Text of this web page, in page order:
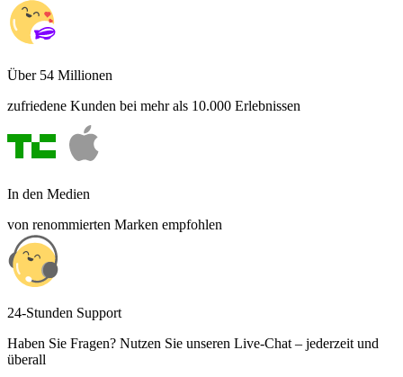
Über 54 Millionen
zufriedene Kunden bei mehr als 10.000 Erlebnissen
In den Medien
von renommierten Marken empfohlen
24-Stunden Support
Haben Sie Fragen? Nutzen Sie unseren Live-Chat – jederzeit und
überall